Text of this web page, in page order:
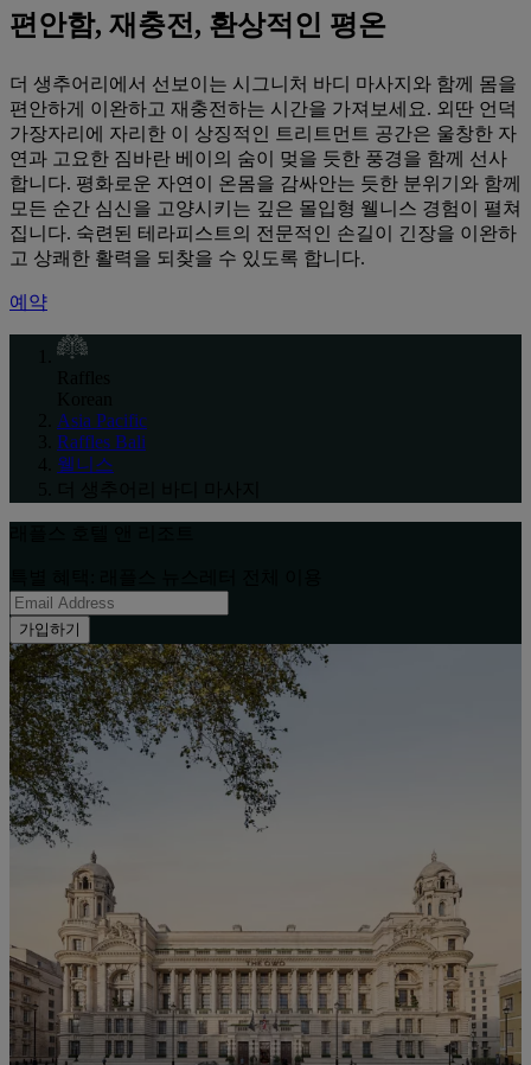
편안함, 재충전, 환상적인 평온
더 생추어리에서 선보이는 시그니처 바디 마사지와 함께 몸을
편안하게 이완하고 재충전하는 시간을 가져보세요. 외딴 언덕
가장자리에 자리한 이 상징적인 트리트먼트 공간은 울창한 자
연과 고요한 짐바란 베이의 숨이 멎을 듯한 풍경을 함께 선사
합니다. 평화로운 자연이 온몸을 감싸안는 듯한 분위기와 함께
모든 순간 심신을 고양시키는 깊은 몰입형 웰니스 경험이 펼쳐
집니다. 숙련된 테라피스트의 전문적인 손길이 긴장을 이완하
고 상쾌한 활력을 되찾을 수 있도록 합니다.
예약
Asia Pacific
Raffles Bali
웰니스
가입하기